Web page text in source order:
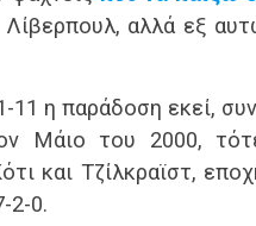
αλλά εξ
η παράδοση εκεί,
Μάιο του 2000,
και Τζίλκραϊστ,
2-0.